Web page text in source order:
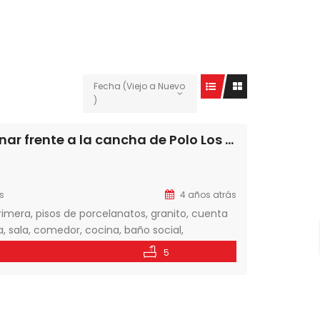
Fecha (Viejo a Nuevo
)
En venta amplia residencia en Surubii a estrenar frente a la cancha de Polo Los Pingos a una cuadra del Camino del golf, Mariano Roque Alonso
4 años atrás
pisos de porcelanatos, granito, cuenta
comedor, cocina, baño social,
amplia galería con parrilla y piscina. La
65 […]
5